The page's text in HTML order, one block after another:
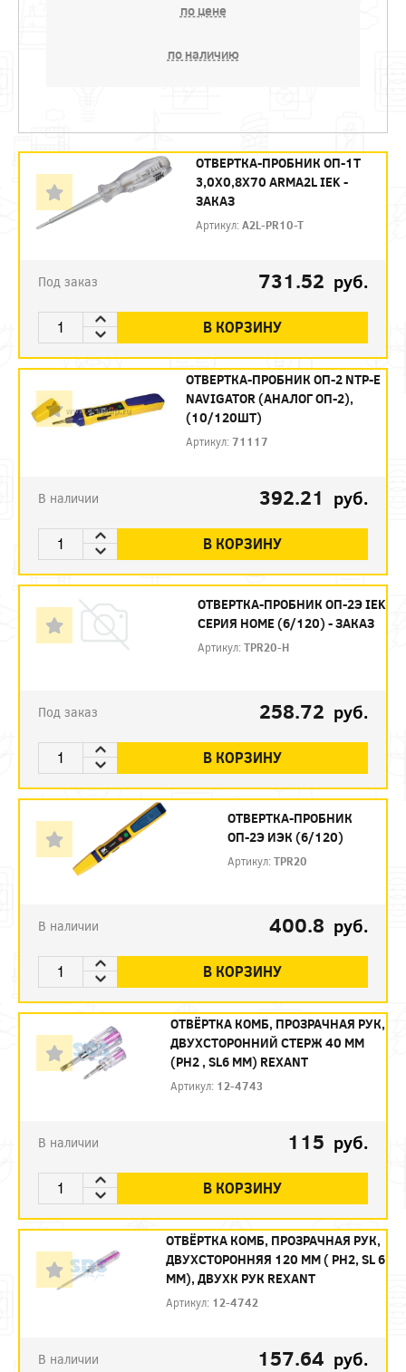
по цене
по наличию
ОТВЕРТКА-ПРОБНИК ОП-1Т
3,0Х0,8Х70 ARMA2L IEK -
ЗАКАЗ
Артикул:A2L-PR10-T
Под заказ 731.52 руб.
В КОРЗИНУ
ОТВЕРТКА-ПРОБНИК ОП-2 NTP-Е
NAVIGATOR (АНАЛОГ ОП-2),
(10/120ШТ)
Артикул:71117
В наличии 392.21 руб.
В КОРЗИНУ
ОТВЕРТКА-ПРОБНИК ОП-2Э IEK
СЕРИЯ HOME (6/120) - ЗАКАЗ
Артикул:TPR20-H
Под заказ 258.72 руб.
В КОРЗИНУ
ОТВЕРТКА-ПРОБНИК
ОП-2Э ИЭК (6/120)
Артикул:TPR20
В наличии 400.8 руб.
В КОРЗИНУ
ОТВЁРТКА КОМБ, ПРОЗРАЧНАЯ РУК,
ДВУХСТОРОННИЙ СТЕРЖ 40 ММ
(PH2 , SL6 ММ) REXANT
Артикул: 12-4743
В наличии 115 руб.
В КОРЗИНУ
ОТВЁРТКА КОМБ, ПРОЗРАЧНАЯ РУК,
ДВУХСТОРОННЯЯ 120 ММ ( PH2, SL 6
ММ), ДВУХК РУК REXANT
Артикул: 12-4742
В наличии 157.64 руб.